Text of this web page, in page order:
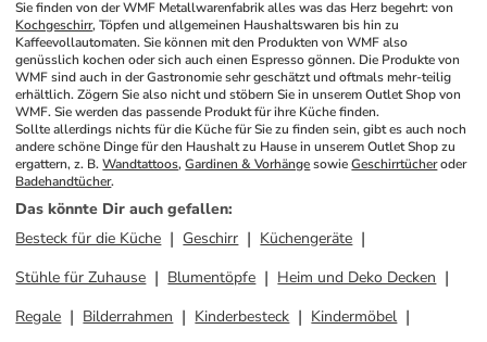
Kochgeschirr, Töpfen und allgemeinen Haushaltswaren bis hin zu
Kaffeevollautomaten. Sie können mit den Produkten von WMF also
genüsslich kochen oder sich auch einen Espresso gönnen. Die Produkte von
WMF sind auch in der Gastronomie sehr geschätzt und oftmals mehr-teilig
erhältlich. Zögern Sie also nicht und stöbern Sie in unserem Outlet Shop von
WMF. Sie werden das passende Produkt für ihre Küche finden.
Sollte allerdings nichts für die Küche für Sie zu finden sein, gibt es auch noch
andere schöne Dinge für den Haushalt zu Hause in unserem Outlet Shop zu
ergattern, z. B. Wandtattoos, Gardinen & Vorhänge sowie Geschirrtücher
oder
Badehandtücher.
Das könnte Dir auch gefallen:
Besteck für die Küche
Geschirr
Küchengeräte
Stühle für Zuhause
Blumentöpfe
Heim und Deko Decken
Regale
Bilderrahmen Kinderbesteck
Kindermöbel